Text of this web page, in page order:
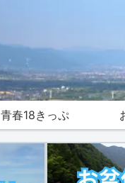
青春18きっぷ